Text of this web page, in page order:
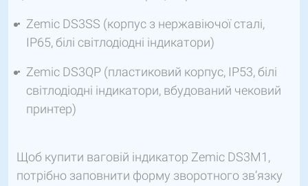
Zemic DS3SS (корпус з нержавіючої сталі,
IP65, білі світлодіодні індикатори)
Zemic DS3QP (пластиковий корпус, IP53, білі
світлодіодні індикатори, вбудований чековий
принтер)
Щоб купити ваговій індикатор Zemic DS3M1,
потрібно заповнити форму зворотного зв’язку